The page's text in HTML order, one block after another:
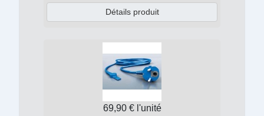
Détails produit
69,90 € l'unité